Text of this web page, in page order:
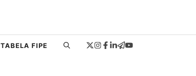
TABELA FIPE